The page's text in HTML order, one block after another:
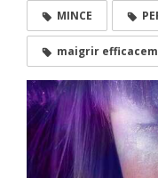
MINCE
maigrir